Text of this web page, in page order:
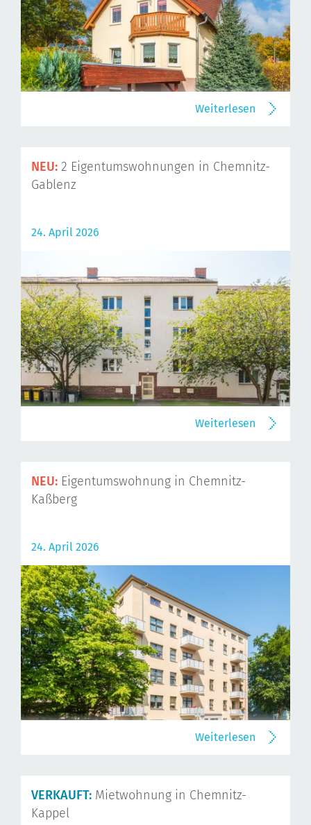
Weiterlesen
NEU: 2 Eigentumswohnungen in Chemnitz-
Gablenz
24. April 2026
Weiterlesen
NEU: Eigentumswohnung in Chemnitz-
Kaßberg
24. April 2026
Weiterlesen
VERKAUFT: Mietwohnung in Chemnitz-
Kappel